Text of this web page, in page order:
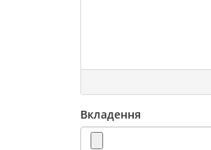
Вкладення